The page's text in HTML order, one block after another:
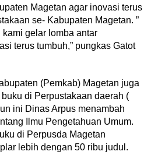
Magetan agar inovasi terus
se- Kabupaten Magetan. ”
gelar lomba antar
terus tumbuh,” pungkas Gatot
(Pemkab) Magetan juga
di Perpustakaan daerah (
ini Dinas Arpus menambah
Ilmu Pengetahuan Umum.
di Perpusda Magetan
lebih dengan 50 ribu judul.